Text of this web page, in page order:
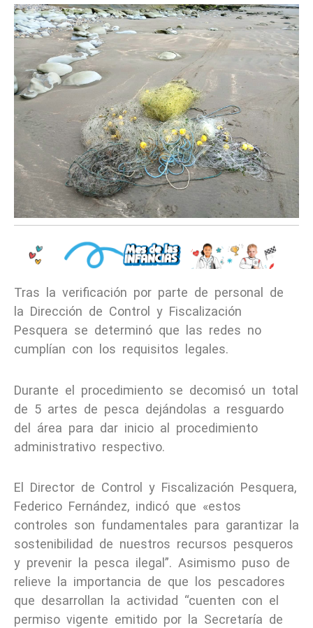
Tras la verificación por parte de personal de
la Dirección de Control y Fiscalización
Pesquera se determinó que las redes no
cumplían con los requisitos legales.
Durante el procedimiento se decomisó un total
de 5 artes de pesca dejándolas a resguardo
del área para dar inicio al procedimiento
administrativo respectivo.
El Director de Control y Fiscalización Pesquera,
Federico Fernández, indicó que «estos
controles son fundamentales para garantizar la
sostenibilidad de nuestros recursos pesqueros
y prevenir la pesca ilegal”. Asimismo puso de
relieve la importancia de que los pescadores
que desarrollan la actividad “cuenten con el
permiso vigente emitido por la Secretaría de